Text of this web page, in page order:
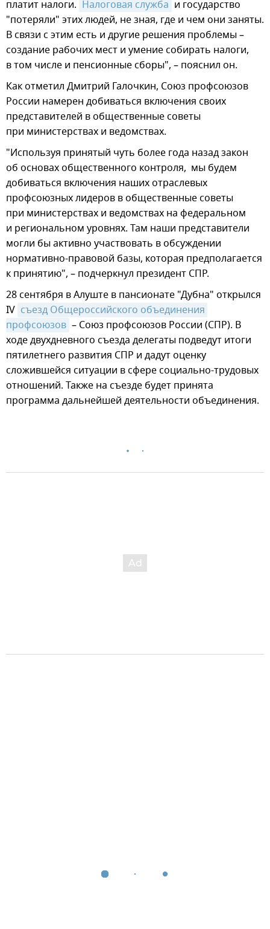
платит налоги. Налоговая служба и государство
"потеряли" этих людей, не зная, где и чем они заняты.
В связи с этим есть и другие решения проблемы –
создание рабочих мест и умение собирать налоги,
в том числе и пенсионные сборы", – пояснил он.
Как отметил Дмитрий Галочкин, Союз профсоюзов
России намерен добиваться включения своих
представителей в общественные советы
при министерствах и ведомствах.
"Используя принятый чуть более года назад закон
об основах общественного контроля, мы будем
добиваться включения наших отраслевых
профсоюзных лидеров в общественные советы
при министерствах и ведомствах на федеральном
и региональном уровнях. Там наши представители
могли бы активно участвовать в обсуждении
нормативно-правовой базы, которая предполагается
к принятию", – подчеркнул президент СПР.
28 сентября в Алуште в пансионате "Дубна" открылся
IV съезд Общероссийского объединения
профсоюзов – Союз профсоюзов России (СПР). В
ходе двухдневного съезда делегаты подведут итоги
пятилетнего развития СПР и дадут оценку
сложившейся ситуации в сфере социально-трудовых
отношений. Также на съезде будет принята
программа дальнейшей деятельности объединения.